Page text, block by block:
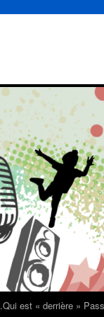
.Qui est « derrière »